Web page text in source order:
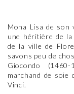
Mona Lisa de son
une héritière de
de la ville de
savons peu de
Giocondo
marchand de soie
Vinci.